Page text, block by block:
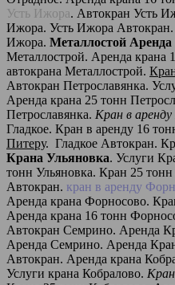
Усть Ижора. Автокран Усть
Ижора. Усть Ижора
Ижора. Металлостой
Металлострой. Аренда крана
автокрана Металлострой.
Автокран Петрославянка.
Аренда крана 25 тонн
Петрославянка. Кран в аренду
Гладкое. Кран в аренду 16
Питеру. Гладкое Автокран.
Крана Ульяновка. Услуги
тонн Ульяновка. Кран 25 тонн
Автокран. кран в аренду
Аренда крана Форносово.
Аренда крана 16 тонн
Автокран Семрино. Аренда
Аренда Семрино. Аренда
Автокран. Аренда крана
Услуги крана Кобралово.